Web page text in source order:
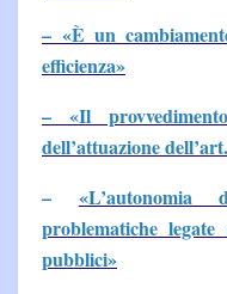
– «È un
efficienza»
– «Il
dell’attuazione
–
problematiche
pubblici»